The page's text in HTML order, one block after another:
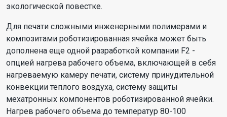
экологической повестке.
Для печати сложными инженерными полимерами и
композитами роботизированная ячейка может быть
дополнена еще одной разработкой компании F2 -
опцией нагрева рабочего объема, включающей в себя
нагреваемую камеру печати, систему принудительной
конвекции теплого воздуха, систему защиты
мехатронных компонентов роботизированной ячейки.
Нагрев рабочего объема до температур 80-100